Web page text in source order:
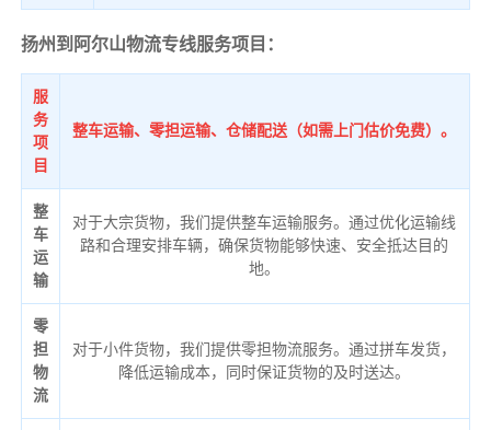
扬州到阿尔山物流专线服务项目：
服
务
项
目
整车运输、零担运输、仓储配送（如需上门估价免费）。
整
车
运
输
对于大宗货物，我们提供整车运输服务。通过优化运输线
路和合理安排车辆，确保货物能够快速、安全抵达目的
地。
零
担
物
流
对于小件货物，我们提供零担物流服务。通过拼车发货，
降低运输成本，同时保证货物的及时送达。